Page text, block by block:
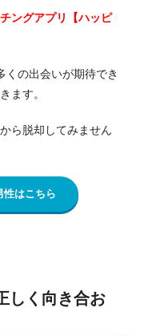
ングアプリ【ハッピ
くの出会いが期待でき
ます。
ら脱却してみません
性はこちら
しく向き合お